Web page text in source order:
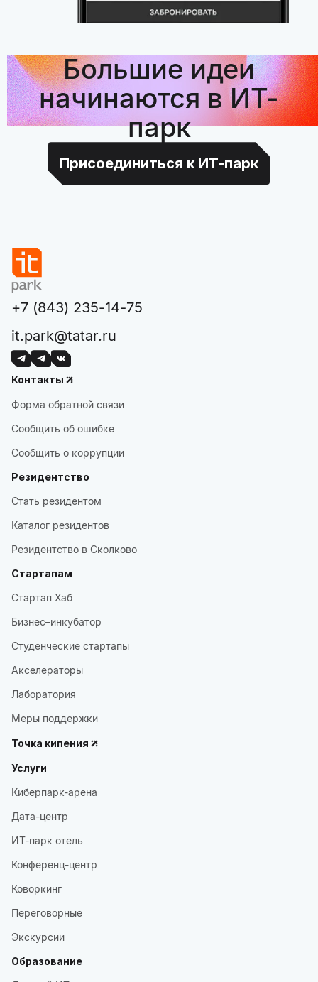
Большие идеи
начинаются в ИТ-
парк
Присоединиться к ИТ-парк
+7 (843) 235-14-75
it.park@tatar.ru
Контакты
Форма обратной связи
Сообщить об ошибке
Сообщить о коррупции
Резидентство
Стать резидентом
Каталог резидентов
Резидентство в Сколково
Стартапам
Стартап Хаб
Бизнес–инкубатор
Студенческие стартапы
Акселераторы
Лаборатория
Меры поддержки
Точка кипения
Услуги
Киберпарк-арена
Дата-центр
ИТ-парк отель
Конференц-центр
Коворкинг
Переговорные
Экскурсии
Образование